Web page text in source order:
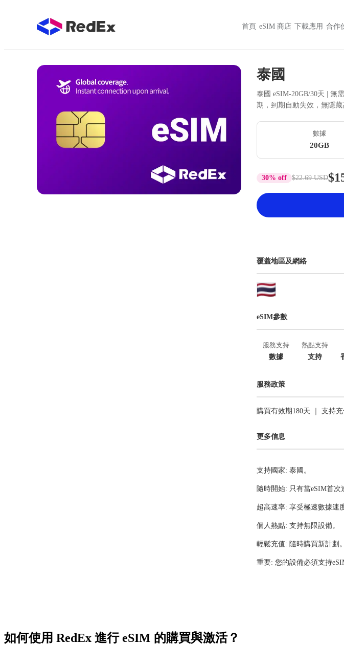
首頁 eSIM 商店 下載應用 合作
泰國
泰國 eSIM-20GB/30天 | 無
期，到期自動失效，無隱
數據
20GB
30% off $22.69 USD
覆蓋地區及網絡
eSIM參數
服務支持
數據
熱點支持
支持
服務政策
購買有效期180天 ｜ 支持
更多信息
支持國家: 泰國。
隨時開始: 只有當eSIM首
超高速率: 享受極速數據速
個人熱點: 支持無限設備。
輕鬆充值: 隨時購買新計劃
重要: 您的設備必須支持
如何使用 RedEx 進行 eSIM 的購買與激活？